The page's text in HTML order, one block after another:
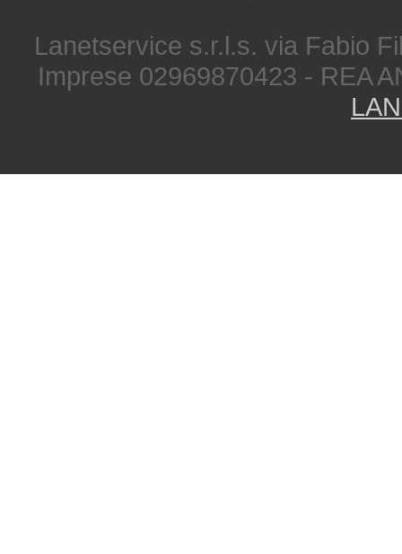
Lanetservice s.r.l.s. via Fabio
Imprese 02969870423 - REA